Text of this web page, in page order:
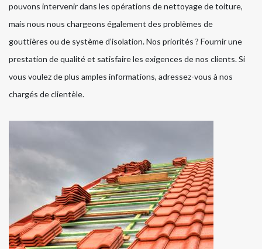
pouvons intervenir dans les opérations de nettoyage de toiture,
mais nous nous chargeons également des problèmes de
gouttières ou de système d’isolation. Nos priorités ? Fournir une
prestation de qualité et satisfaire les exigences de nos clients. Si
vous voulez de plus amples informations, adressez-vous à nos
chargés de clientèle.